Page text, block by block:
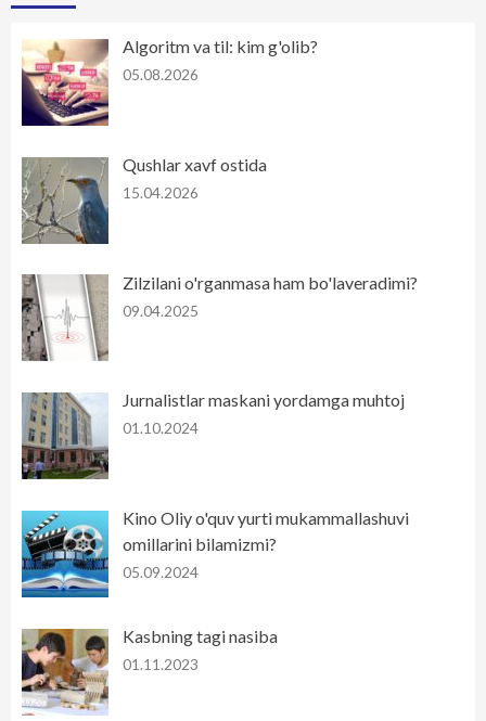
Algoritm va til: kim g'olib?
05.08.2026
Qushlar xavf ostida
15.04.2026
Zilzilani o'rganmasa ham bo'laveradimi?
09.04.2025
Jurnalistlar maskani yordamga muhtoj
01.10.2024
Kino Oliy o'quv yurti mukammallashuvi
omillarini bilamizmi?
05.09.2024
Kasbning tagi nasiba
01.11.2023